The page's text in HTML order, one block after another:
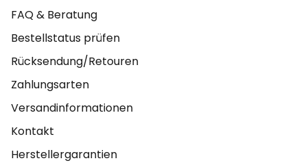
FAQ & Beratung
Bestellstatus prüfen
Rücksendung/Retouren
Zahlungsarten
Versandinformationen
Kontakt
Herstellergarantien